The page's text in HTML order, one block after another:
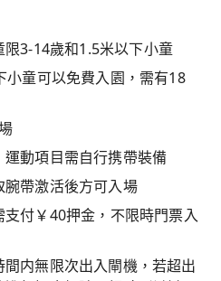
3-14歲和1.5米以下小童
小童可以免費入園，需有18
動項目需自行携帶裝備
帶激活後方可入場
付￥40押金，不限時門票入
内無限次出入閘機，若超出